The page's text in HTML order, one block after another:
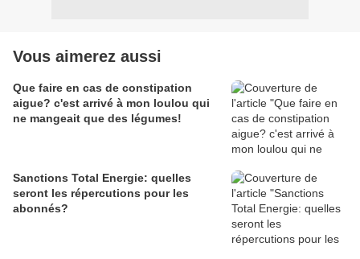
Vous aimerez aussi
Que faire en cas de constipation
aigue? c'est arrivé à mon loulou qui
ne mangeait que des légumes!
Sanctions Total Energie: quelles
seront les répercutions pour les
abonnés?